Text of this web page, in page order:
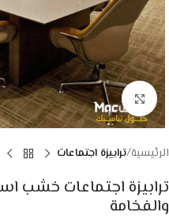
Click to enlarge
الرئيسية ترابيزة اجتماعات
ترابيزة اجتماعات خشب
والفخامة